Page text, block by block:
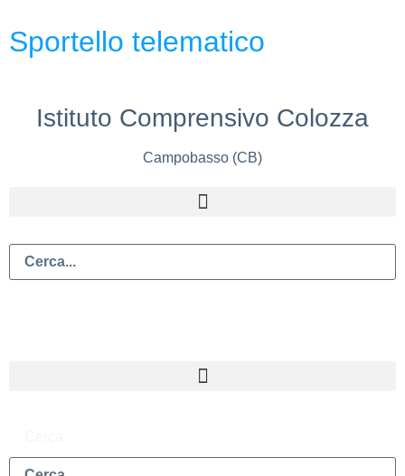
Sportello telematico
Istituto Comprensivo Colozza
Campobasso (CB)